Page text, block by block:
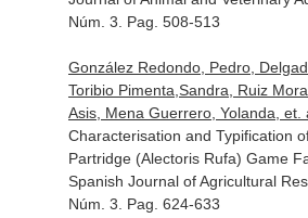
Núm. 3. Pag. 508-513
González Redondo, Pedro,
Toribio Pimenta,Sandra, Ruiz
Asis, Mena Guerrero, Yolanda, et.
Characterisation and Typification
Partridge (Alectoris Rufa) Game
Spanish Journal of Agricultural
Núm. 3. Pag. 624-633